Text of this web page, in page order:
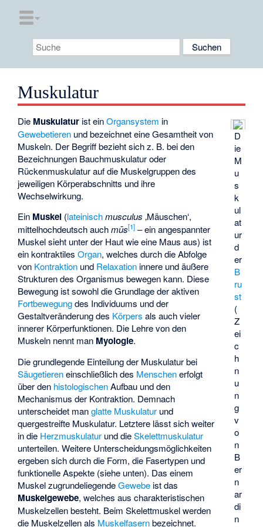
Muskulatur
D
ie
M
u
s
k
ul
at
ur
d
er
B
ru
st
(
Z
ei
c
h
n
u
n
g
v
o
n
B
er
n
ar
di
n
Die Muskulatur ist einOrgansystem in
Gewebetieren und bezeichnet eine Gesamtheit von
Muskeln. Der Begriff bezieht sich z. B. bei den
Bezeichnungen Bauchmuskulatur oder
Rückenmuskulatur auf die Muskelgruppen des
jeweiligen Körperabschnitts und ihre
Wechselwirkung.
Ein Muskel (lateinisch musculus ‚Mäuschen‘,
mittelhochdeutsch auchmūs[1] – ein angespannter
Muskel sieht unter der Haut wie eine Maus aus) ist
ein kontraktilesOrgan, welches durch die Abfolge
von Kontraktion und Relaxation innere und äußere
Strukturen des Organismus bewegen kann. Diese
Bewegung ist sowohl die Grundlage der aktiven
Fortbewegungdes Individuums und der
Gestaltveränderung des Körpers als auch vieler
innerer Körperfunktionen. Die Lehre von den
Muskeln nennt man Myologie.
Die grundlegende Einteilung der Muskulatur bei
Säugetiereneinschließlich des Menschenerfolgt
über den histologischenAufbau und den
Mechanismus der Kontraktion. Demnach
unterscheidet manglatte Muskulatur und
quergestreifte Muskulatur. Letztere lässt sich weiter
in die Herzmuskulatur und dieSkelettmuskulatur
unterteilen. Weitere Unterscheidungsmöglichkeiten
ergeben sich durch die Form, die Fasertypen und
funktionelle Aspekte (siehe unten). Das einem
Muskel zugrundeliegendeGewebe ist das
Muskelgewebe, welches aus charakteristischen
Muskelzellen besteht. Beim Skelettmuskel werden
die Muskelzellen als Muskelfasernbezeichnet.